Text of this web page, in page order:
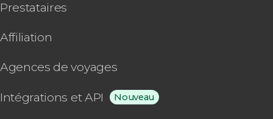
Prestataires
Affiliation
Agences de voyages
Intégrations et API Nouveau